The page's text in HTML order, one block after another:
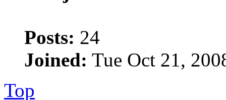
Posts: 24
Joined: Tue Oct 21,
Top